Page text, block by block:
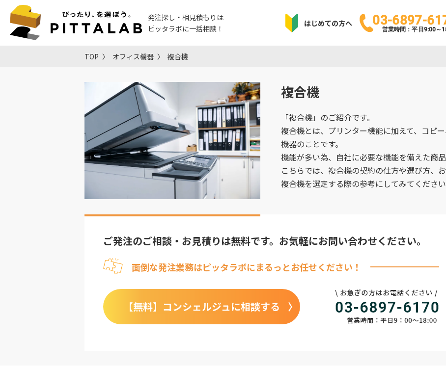
発注探し・相見積もりは
ピッタラボに一括相談！
はじめての方へ 03-6897-
営業時間：平日9:00～
TOP オフィス機器 複合機
複合機
「複合機」のご紹介です。
複合機とは、プリンター機能に加えて、コピ
機器のことです。
機能が多い為、自社に必要な機能を備えた商
こちらでは、複合機の契約の仕方や選び方、
複合機を選定する際の参考にしてみてください
ご発注のご相談・お見積りは無料です。 お気軽にお問い合わせください。
面倒な発注業務はピッタラボにまるっとお任せください！
【無料】 コンシェルジュに相談する